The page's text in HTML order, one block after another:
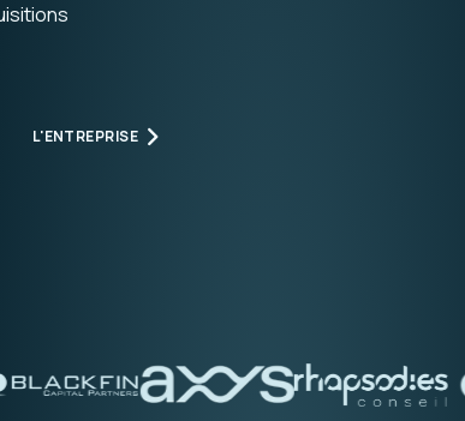
L'ENTREPRISE
L'ENTREPRISE